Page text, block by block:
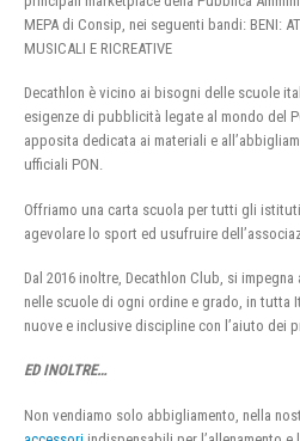
MEPA di Consip, nei seguenti bandi: BENI:
MUSICALI E RICREATIVE
Decathlon è vicino ai bisogni delle scuole
esigenze di pubblicità legate al mondo del
apposita dedicata ai materiali e
ufficiali PON.
Offriamo una carta scuola per tutti gli
agevolare lo sport ed usufruire
Dal 2016 inoltre, Decathlon Club, si
nelle scuole di ogni ordine e grado, in tutta
nuove e inclusive discipline con l’aiuto dei
ED INOLTRE…
Non vendiamo solo abbigliamento, nella